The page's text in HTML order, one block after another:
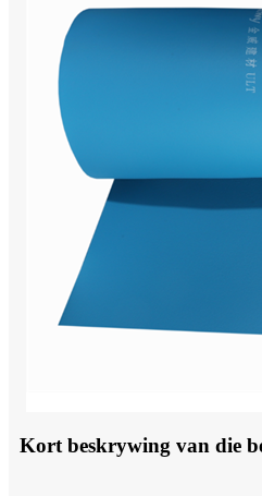
Kort beskrywing van die